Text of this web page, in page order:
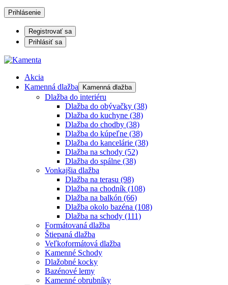
Prihlásenie
Registrovať sa
Prihlásiť sa
Akcia
Kamenná dlažba
Kamenná dlažba
Dlažba do interiéru
Dlažba do obývačky (38)
Dlažba do kuchyne (38)
Dlažba do chodby (38)
Dlažba do kúpeľne (38)
Dlažba do kancelárie (38)
Dlažba na schody (52)
Dlažba do spálne (38)
Vonkajšia dlažba
Dlažba na terasu (98)
Dlažba na chodník (108)
Dlažba na balkón (66)
Dlažba okolo bazéna (108)
Dlažba na schody (111)
Formátovaná dlažba
Štiepaná dlažba
Veľkoformátová dlažba
Kamenné Schody
Dlažobné kocky
Bazénové lemy
Kamenné obrubníky